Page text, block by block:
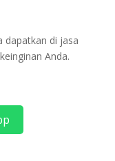
dapatkan di jasa
Anda.